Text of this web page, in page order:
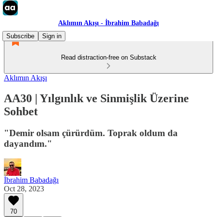
Aklımın Akışı - İbrahim Babadağı
Subscribe
Sign in
Read distraction-free on Substack
Aklımın Akışı
AA30 | Yılgınlık ve Sinmişlik Üzerine
Sohbet
"Demir olsam çürürdüm. Toprak oldum da
dayandım."
İbrahim Babadağı
Oct 28, 2023
70